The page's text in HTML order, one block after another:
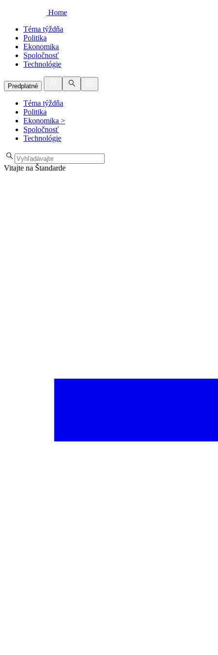
Home
Téma týždňa
Politika
Ekonomika
Spoločnosť
Technológie
Predplatné
Téma týždňa
Politika
Ekonomika >
Spoločnosť
Technológie
Vitajte na Štandarde